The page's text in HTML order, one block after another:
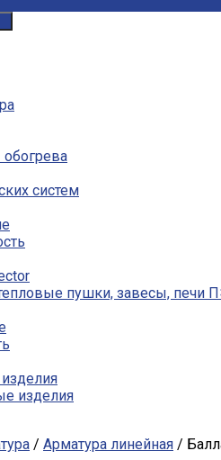
систем
пушки, завесы, печи
изделия
/ Арматура линейная /